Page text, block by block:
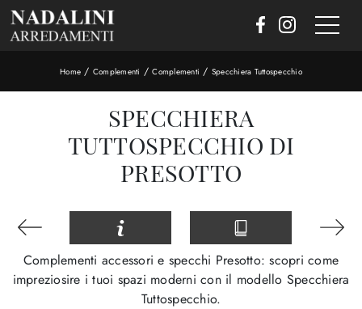
Home / Complementi /Complementi / Specchiera Tuttospecchio
SPECCHIERA
TUTTOSPECCHIO DI
PRESOTTO
Complementi accessori e specchi Presotto: scopri come
impreziosire i tuoi spazi moderni con il modello Specchiera
Tuttospecchio.